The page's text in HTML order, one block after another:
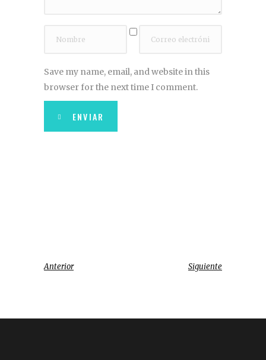
Save my name, email, and website in this
browser for the next time I comment.
ENVIAR
Anterior Siguiente